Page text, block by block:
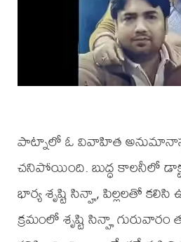
పాట్నాలో ఓ వివాహిత
చనిపోయింది. బుద్ధ కాలనీలో
భార్య శృష్టి సిన్హా, పిల్లలతో
క్రమంలో శృష్టి సిన్హా గురువారం